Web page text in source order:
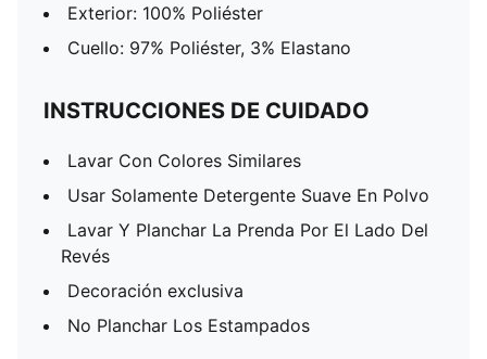
Exterior: 100% Poliéster
Cuello: 97% Poliéster, 3% Elastano
INSTRUCCIONES DE CUIDADO
Lavar Con Colores Similares
Usar Solamente Detergente Suave En Polvo
Lavar Y Planchar La Prenda Por El Lado Del
Revés
Decoración exclusiva
No Planchar Los Estampados